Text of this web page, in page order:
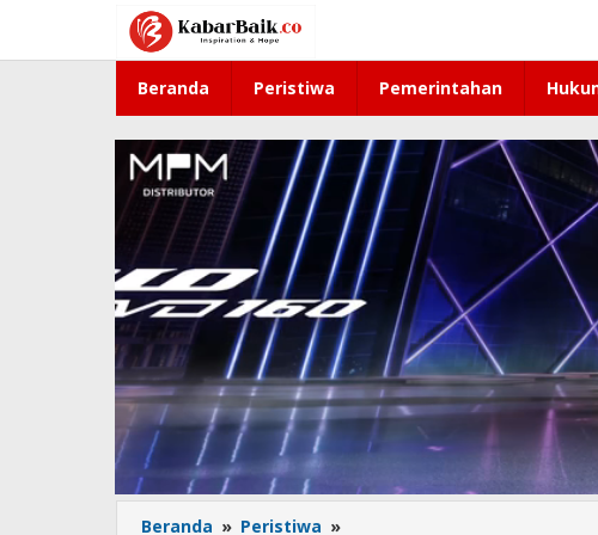
konten
Beranda Peristiwa Pemerintahan
Beranda » Peristiwa »